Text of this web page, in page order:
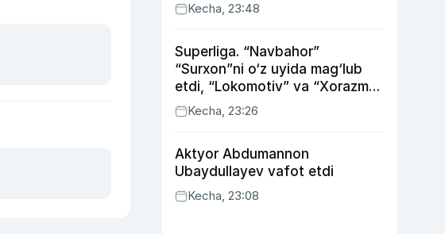
Kecha, 23:48
Superliga. “Navbahor”
“Surxon”ni o‘z uyida mag‘lub
etdi, “Lokomotiv” va “Xorazm”
uyda g‘alaba qozondi
Kecha, 23:26
Aktyor Abdu­mannon
Ubaydullayev vafot etdi
Kecha, 23:08